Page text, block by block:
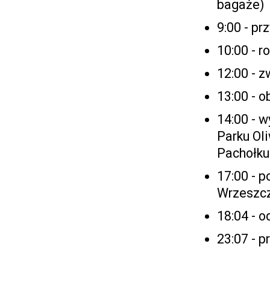
bagaże)
9:00 -
10:00 -
12:00 -
13:00 -
14:00 -
Parku
17:00 -
18:04 -
23:07 -